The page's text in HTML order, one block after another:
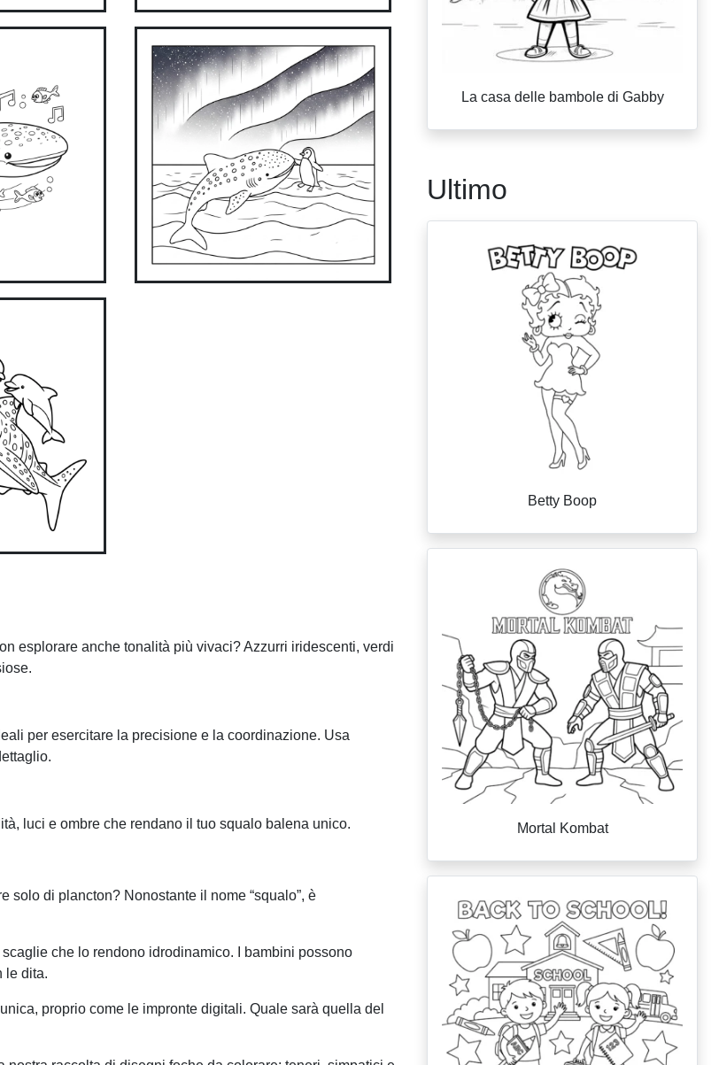
esplorare anche tonalità più vivaci? Azzurri iridescenti, verdi
per esercitare la precisione e la coordinazione. Usa
luci e ombre che rendano il tuo squalo balena unico.
solo di plancton? Nonostante il nome “squalo”, è
che lo rendono idrodinamico. I bambini possono
le dita.
proprio come le impronte digitali. Quale sarà quella del
La casa delle bambole di Gabby
Ultimo
Betty Boop
Mortal Kombat